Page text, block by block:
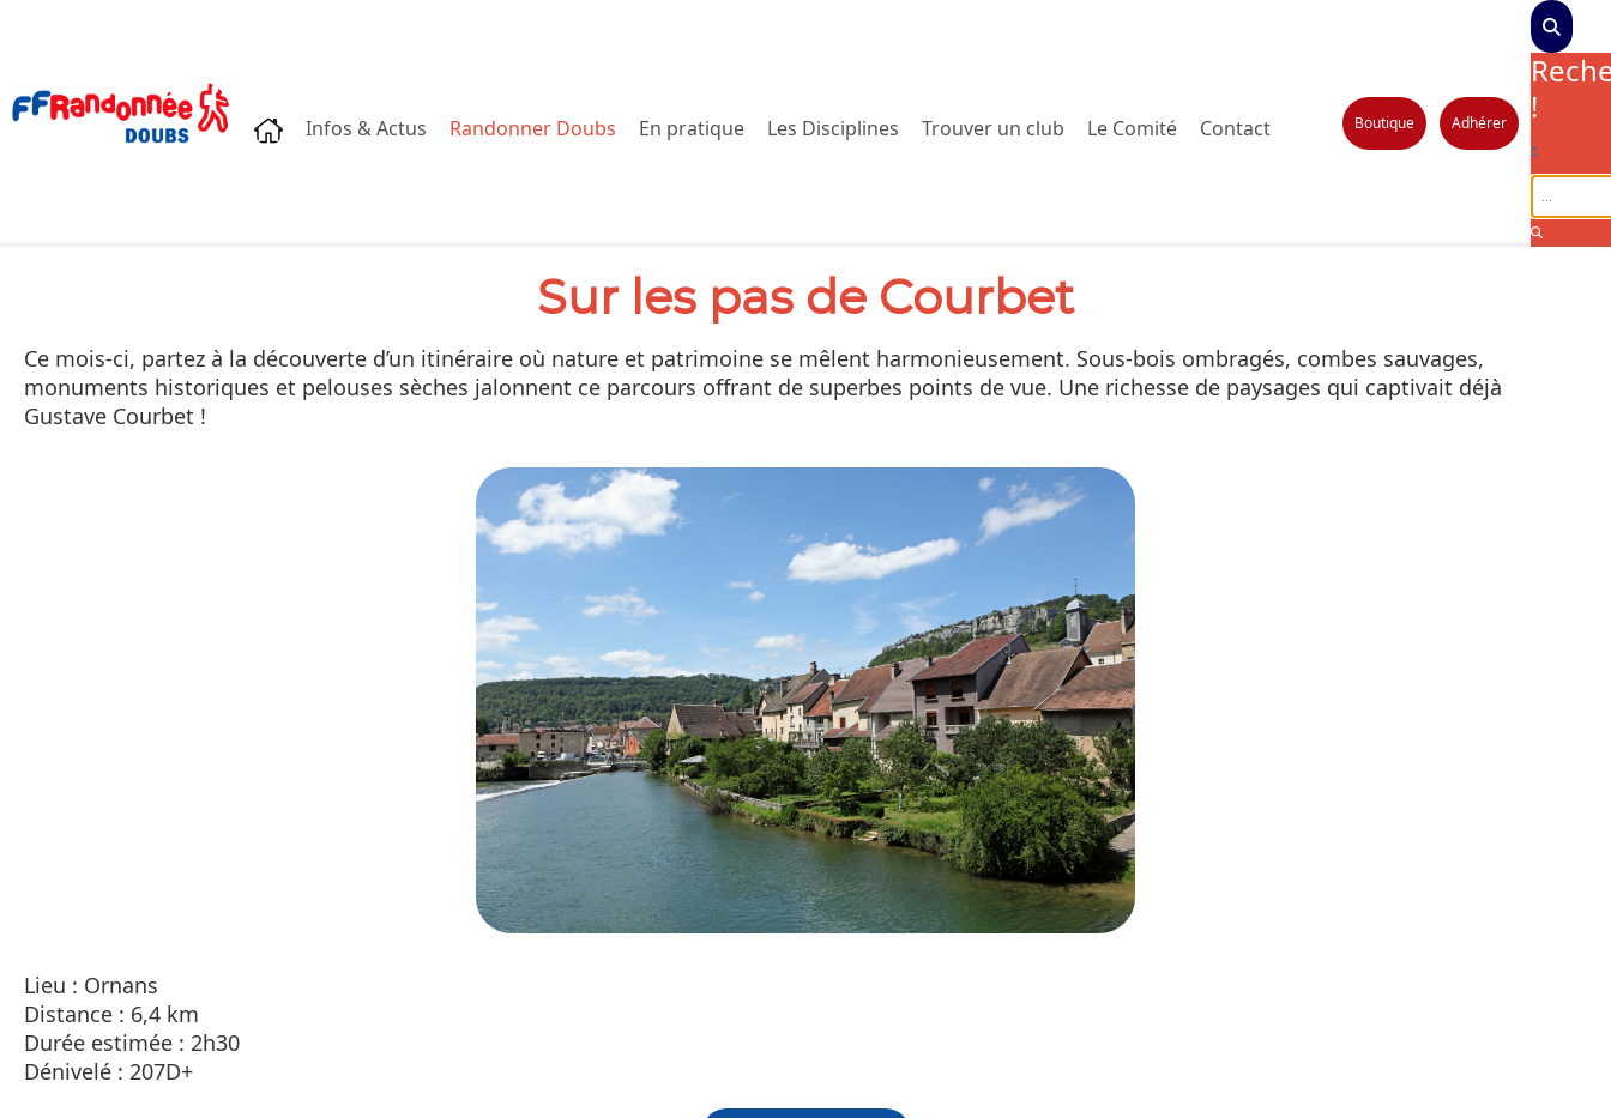
Accueil
Infos & Actus Randonner Doubs En pratique Les Disciplines Trouver un club Le Comité Contact Boutique Adhérer
!
×
Sur les pas de Courbet
Ce mois-ci, partez à la découverte d’un itinéraire où nature et patrimoine se mêlent harmonieusement. Sous-bois ombragés, combes sauvages,
monuments historiques et pelouses sèches jalonnent ce parcours offrant de superbes points de vue. Une richesse de paysages qui captivait déjà
Gustave Courbet !
Lieu : Ornans
Distance : 6,4 km
Durée estimée : 2h30
Dénivelé : 207D+